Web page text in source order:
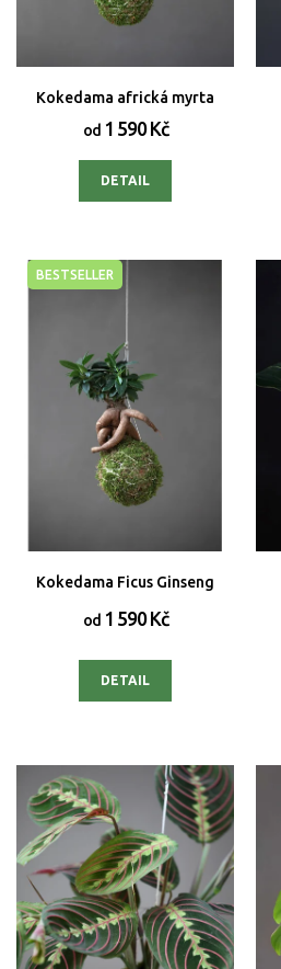
Kokedama africká myrta
od1 590 Kč
DETAIL
BESTSELLER
Kokedama Ficus Ginseng
od1 590 Kč
DETAIL